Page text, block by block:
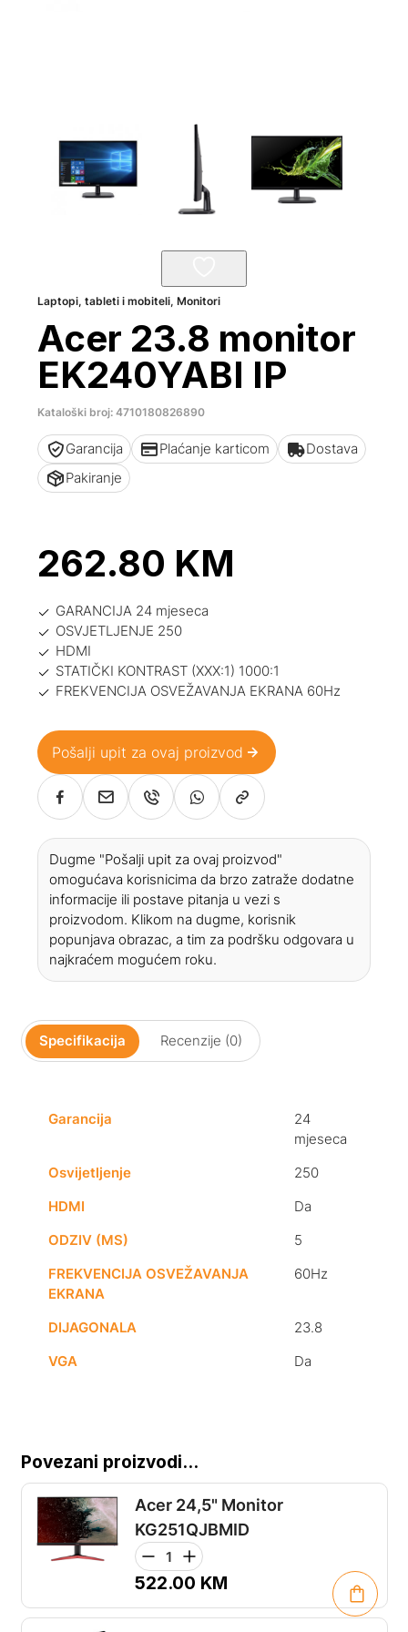
Laptopi, tableti i mobiteli,Monitori
Acer 23.8 monitor
EK240YABI IP
Kataloški broj: 4710180826890
Garancija Plaćanje karticom
Dostava
Pakiranje
262.80 KM
GARANCIJA 24 mjeseca
OSVJETLJENJE 250
HDMI
STATIČKI KONTRAST (XXX:1) 1000:1
FREKVENCIJA OSVEŽAVANJA EKRANA 60Hz
Pošalji upit za ovaj proizvod
Dugme "Pošalji upit za ovaj proizvod"
omogućava korisnicima da brzo zatraže dodatne
informacije ili postave pitanja u vezi s
proizvodom. Klikom na dugme, korisnik
popunjava obrazac, a tim za podršku odgovara u
najkraćem mogućem roku.
Specifikacija Recenzije (0)
Garancija
24
mjeseca
Osvijetljenje
250
HDMI
Da
ODZIV (MS)
5
FREKVENCIJA OSVEŽAVANJA
EKRANA
60Hz
DIJAGONALA
23.8
VGA
Da
Povezani proizvodi...
Acer 24,5" Monitor
KG251QJBMID
522.00 KM